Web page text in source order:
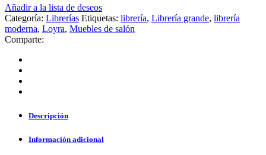
Añadir a la lista de deseos
Categoría: Librerías Etiquetas: librería, Librería grande, librería
moderna, Loyra, Muebles de salón
Comparte:
Descripción
Información adicional